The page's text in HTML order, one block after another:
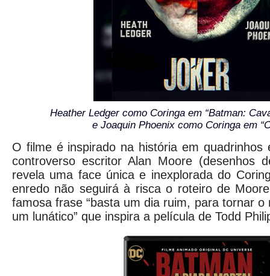
Heather Ledger como Coringa em “Batman:
e Joaquin Phoenix como Coringa em
O filme é inspirado na história em quadrinhos
controverso escritor Alan Moore (desenhos
revela uma face única e inexplorada do
enredo não seguirá à risca o roteiro de
famosa frase “basta um dia ruim, para tornar o
um lunático” que inspira a película de Todd